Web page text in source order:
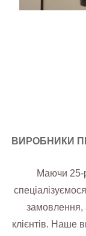
ВИРОБНИКИ
Маючи 25-
замовлення,
клієнтів. Наше